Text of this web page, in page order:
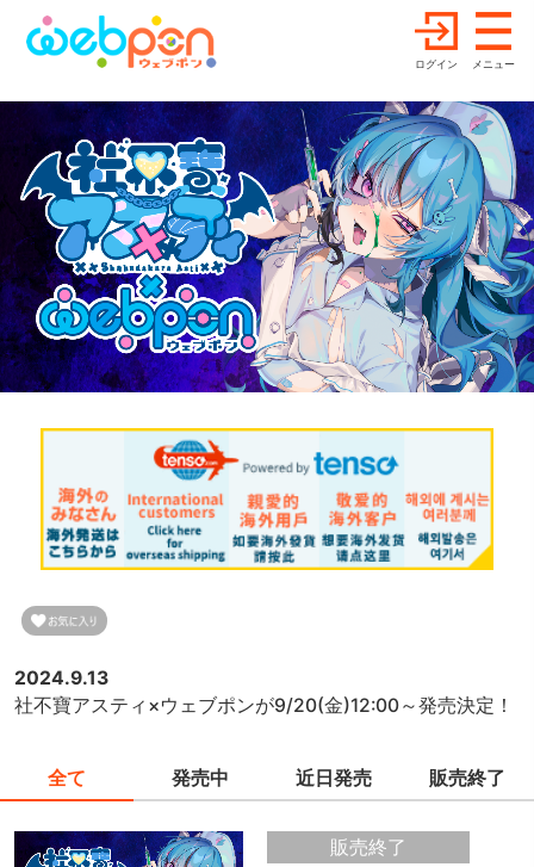
ログイン メニュー
2024.9.13
社不寶アスティ×ウェブポンが9/20(金)12:00～発売決定！
全て 発売中 近日発売 販売終了
販売終了